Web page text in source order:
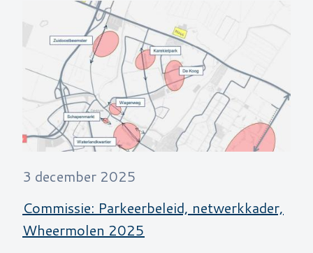
3 december 2025
Commissie: Parkeerbeleid, netwerkkader,
Wheermolen 2025